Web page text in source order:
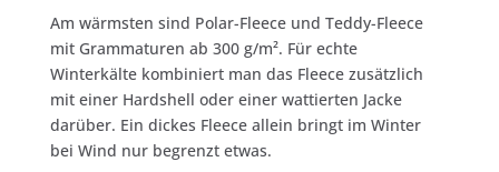
Am wärmsten sind Polar-Fleece und Teddy-Fleece
mit Grammaturen ab 300 g/m². Für echte
Winterkälte kombiniert man das Fleece zusätzlich
mit einer Hardshell oder einer wattierten Jacke
darüber. Ein dickes Fleece allein bringt im Winter
bei Wind nur begrenzt etwas.